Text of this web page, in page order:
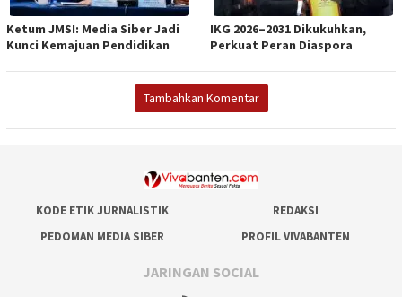
Ketum JMSI: Media Siber Jadi
Kunci Kemajuan Pendidikan
IKG 2026–2031 Dikukuhkan,
Perkuat Peran Diaspora
Tambahkan Komentar
KODE ETIK JURNALISTIK
REDAKSI
PEDOMAN MEDIA SIBER
PROFIL VIVABANTEN
JARINGAN SOCIAL